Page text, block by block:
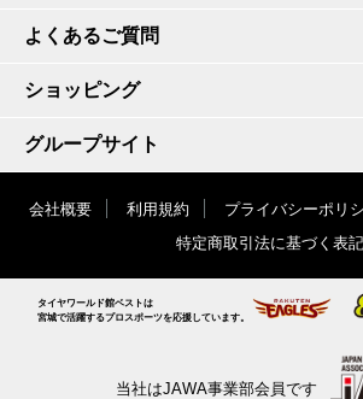
よくあるご質問
ショッピング
グループサイト
会社概要 利用規約 プライバシーポリ
特定商取引法に基づく表記
タイヤワールド館ベストは
宮城で活躍するプロスポーツを応援しています。
当社はJAWA事業部会員です